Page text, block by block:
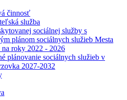
činnosť
služba
sociálnej služby s
plánom sociálnych služieb Mesta
roky 2022 - 2026
plánovanie sociálnych služieb v
2027-2032